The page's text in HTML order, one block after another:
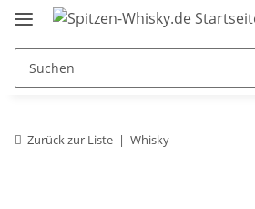
Zurück zur Liste Whisky